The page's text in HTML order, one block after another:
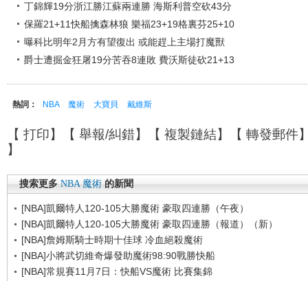
丁錦輝19分浙江勝江蘇兩連勝 海斯利普空砍43分
保羅21+11快船擒森林狼 樂福23+19格裏芬25+10
曝科比明年2月方有望復出 或能趕上主場打魔獸
爵士遭掘金狂屠19分苦吞8連敗 費沃斯徒砍21+13
熱詞： NBA 魔術 大寶貝 戴維斯
【 打印】【 舉報/糾錯】【 複製鏈結】【 轉發郵件
】
搜索更多 NBA 魔術 的新聞
[NBA]凱爾特人120-105大勝魔術 豪取四連勝（午夜）
[NBA]凱爾特人120-105大勝魔術 豪取四連勝（報道）（新）
[NBA]詹姆斯騎士時期十佳球 冷血絕殺魔術
[NBA]小將武切維奇爆發助魔術98:90戰勝快船
[NBA]常規賽11月7日：快船VS魔術 比賽集錦